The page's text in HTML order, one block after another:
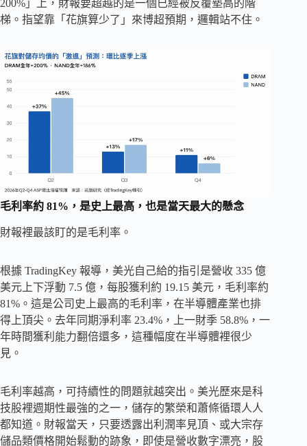
200%」上，財報要超越的是一個已經被反​​覆墊高的階
梯。指望靠「花旗算少了」來博超預期，邏輯站不住。
毛利率約 81%，是史上最高，也是當天最大的懸念
財報裡最該盯的是毛利率。
根據 TradingKey 報導，美光自己給的指引是營收 335 億
美元上下浮動 7.5 億，每股獲利約 19.15 美元，毛利率約
81%。這是公司史上最高的毛利率，在半導體產業也排
得上頂尖。去年同期淨利率 23.4%，上一財季 58.8%，一
年時間獲利能力翻倍還多，這種幅度在半導體裡很少
見。
毛利率越高，可持續性的問題就越突出。美光歷來是科
技股裡週期性最強的之一，儲存的繁榮和蕭條循環人人
都知道。財報當天，只要透露出利潤率見頂、或大宗存
儲品類價格開始鬆動的跡象，即使是營收數字漂亮，股